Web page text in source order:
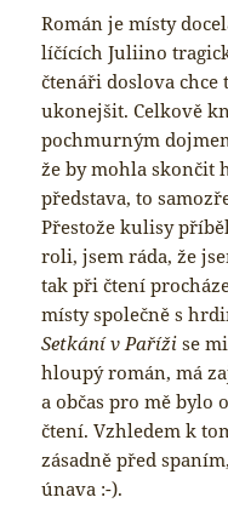
Román je místy
líčících Juliino
čtenáři doslova
ukonejšit. Celkově
pochmurným
že by mohla skončit
představa, to
Přestože kulisy
roli, jsem ráda, že
tak při čtení
místy společně s
Setkání v Paříži se
hloupý román, má
a občas pro mě bylo
čtení. Vzhledem k
zásadně před
únava :-).